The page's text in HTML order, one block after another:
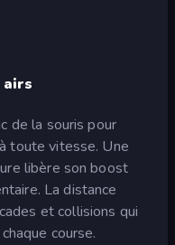
de la souris pour
toute vitesse. Une
libère son boost
La distance
et collisions qui
course.